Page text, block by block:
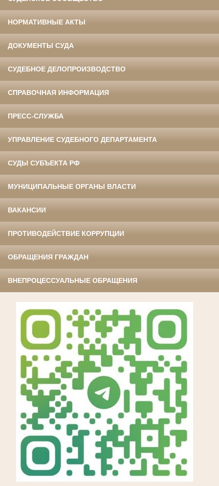
НОРМАТИВНЫЕ АКТЫ
ДОКУМЕНТЫ СУДА
СУДЕБНОЕ ДЕЛОПРОИЗВОДСТВО
СПРАВОЧНАЯ ИНФОРМАЦИЯ
ПРЕСС-СЛУЖБА
УПРАВЛЕНИЕ СУДЕБНОГО ДЕПАРТАМЕНТА
СУДЫ СУБЪЕКТА РФ
МУНИЦИПАЛЬНЫЕ ОРГАНЫ ВЛАСТИ
ВАКАНСИИ
ПРОТИВОДЕЙСТВИЕ КОРРУПЦИИ
ОБРАЩЕНИЯ ГРАЖДАН
ВНЕПРОЦЕССУАЛЬНЫЕ ОБРАЩЕНИЯ